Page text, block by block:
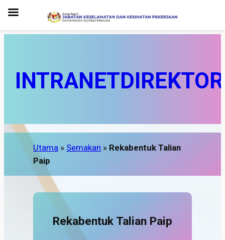
INTRANET
Utama » Semakan » Rekabentuk Talian
Paip
Rekabentuk Talian Paip